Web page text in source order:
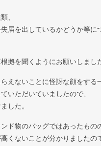
、
届を出しているかどうか等に
拠を聞くようにお願いしまし
えないことに怪訝な顔をする
いただいていましたので、
した。
ド物のバッグではあったもの
くないことが分かりましたの